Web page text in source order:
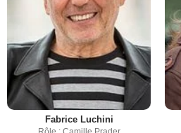
Fabrice Luchini